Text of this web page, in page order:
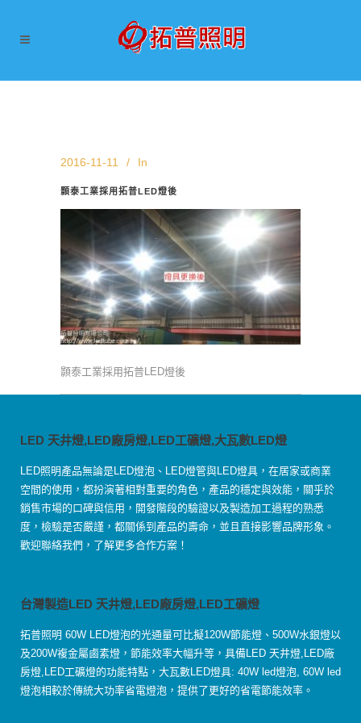
2016-11-11 In
顥泰工業採用拓普LED燈後
顥泰工業採用拓普LED燈後
LED 天井燈,LED廠房燈,LED工礦燈,大瓦數LED燈
LED照明產品無論是LED燈泡、LED燈管與LED燈具，在居家或商業
空間的使用，都扮演著相對重要的角色，產品的穩定與效能，關乎於
銷售市場的口碑與信用，開發階段的驗證以及製造加工過程的熟悉
度，檢驗是否嚴謹，都關係到產品的壽命，並且直接影響品牌形象。
歡迎聯絡我們，了解更多合作方案！
台灣製造LED 天井燈,LED廠房燈,LED工礦燈
拓普照明 60W LED燈泡的光通量可比擬120W節能燈、500W水銀燈以
及200W複金屬鹵素燈，節能效率大幅升等，具備LED 天井燈,LED廠
房燈,LED工礦燈的功能特點，大瓦數LED燈具: 40W led燈泡, 60W led
燈泡相較於傳統大功率省電燈泡，提供了更好的省電節能效率。